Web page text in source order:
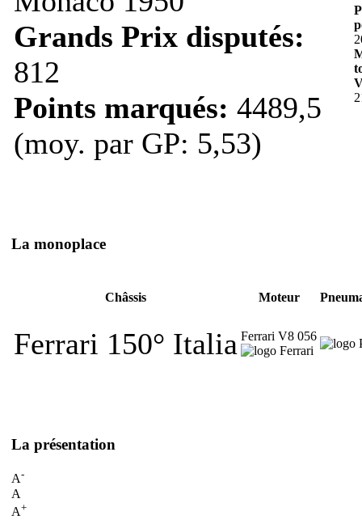
Grands Prix disputés:
812
Points marqués: 4489,5
(moy. par GP: 5,53)
La monoplace
Châssis Moteur
Ferrari 150° Italia Ferrari V8 056
La présentation
A-
A
A+